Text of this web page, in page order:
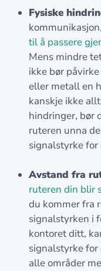
Fysiske
kommunikasjon,
til å passere
Mens mindre
ikke bør
eller metall en
kanskje ikke
hindringer, bør
ruteren unna
signalstyrke
Avstand fra
ruteren din blir
du kommer fra
signalstyrken i
kontoret ditt,
signalstyrke for
alle områder